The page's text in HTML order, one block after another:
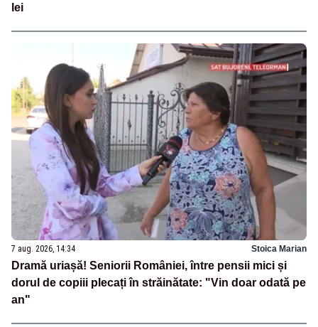
lei
7 aug. 2026, 14:34 Stoica Marian
Dramă uriașă! Seniorii României, între pensii mici și
dorul de copiii plecați în străinătate: "Vin doar odată pe
an"